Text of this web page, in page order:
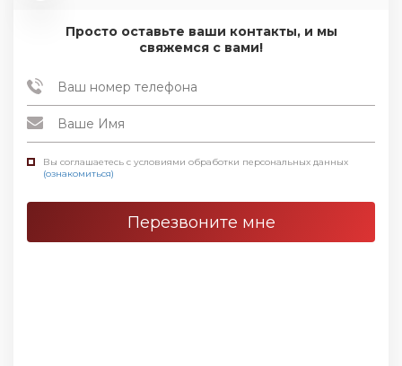
Просто оставьте ваши контакты, и мы
свяжемся с вами!
Вы соглашаетесь с условиями обработки персональных данных
(ознакомиться)
Перезвоните мне